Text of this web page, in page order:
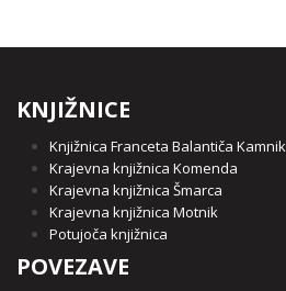
KNJIŽNICE
Knjižnica Franceta Balantiča Kamnik
Krajevna knjižnica Komenda
Krajevna knjižnica Šmarca
Krajevna knjižnica Motnik
Potujoča knjižnica
POVEZAVE